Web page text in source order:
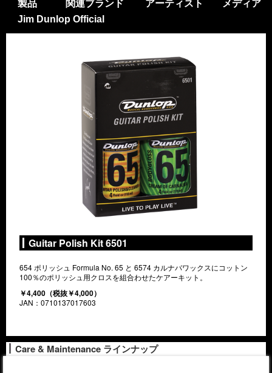
製品 関連ブランド アーティスト
メディア
Jim Dunlop Official
Guitar Polish Kit 6501
654 ポリッシュ Formula No. 65 と 6574 カルナバワックスにコットン
100％のポリッシュ用クロスを組合わせたケアーキット。
￥4,400（税抜￥4,000）
JAN：0710137017603
Care & Maintenance ラインナップ